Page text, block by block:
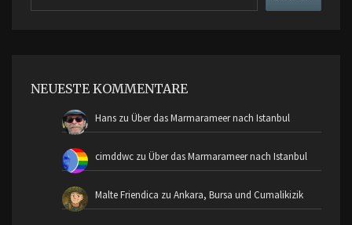
NEUESTE KOMMENTARE
Hans zuÜber das Marmarameer nach Istanbul
cimddwc zuÜber das Marmarameer nach Istanbul
Malte Friendica zuAnkara, Bursa und Cumalikizik